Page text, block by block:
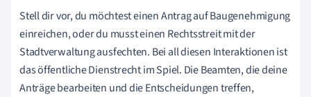
Stell dir vor, du möchtest einen Antrag auf Baugenehmigung
einreichen, oder du musst einen Rechtsstreit mit der
Stadtverwaltung ausfechten. Bei all diesen Interaktionen ist
das öffentliche Dienstrecht im Spiel. Die Beamten, die deine
Anträge bearbeiten und die Entscheidungen treffen,